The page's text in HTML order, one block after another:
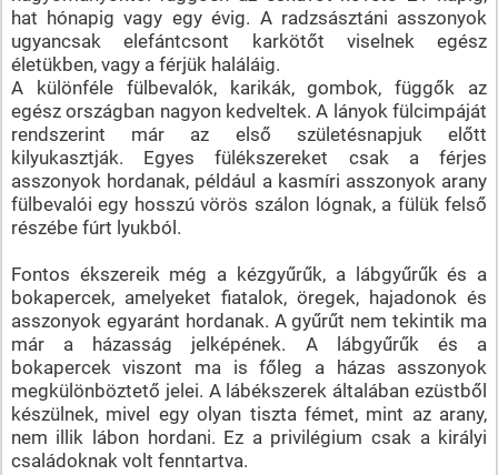
hat hónapig vagy egy évig. A radzsásztáni asszonyok
ugyancsak elefántcsont karkötőt viselnek egész
életükben, vagy a férjük haláláig.
A különféle fülbevalók, karikák, gombok, függők az
egész országban nagyon kedveltek. A lányok fülcimpáját
rendszerint már az első születésnapjuk előtt
kilyukasztják. Egyes fülékszereket csak a férjes
asszonyok hordanak, például a kasmíri asszonyok arany
fülbevalói egy hosszú vörös szálon lógnak, a fülük felső
részébe fúrt lyukból.
Fontos ékszereik még a kézgyűrűk, a lábgyűrűk és a
bokapercek, amelyeket fiatalok, öregek, hajadonok és
asszonyok egyaránt hordanak. A gyűrűt nem tekintik ma
már a házasság jelképének. A lábgyűrűk és a
bokapercek viszont ma is főleg a házas asszonyok
megkülönböztető jelei. A lábékszerek általában ezüstből
készülnek, mivel egy olyan tiszta fémet, mint az arany,
nem illik lábon hordani. Ez a privilégium csak a királyi
családoknak volt fenntartva.